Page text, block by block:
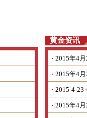
黄金资讯
2015年4
2015年4
2015-4-23
2015年4